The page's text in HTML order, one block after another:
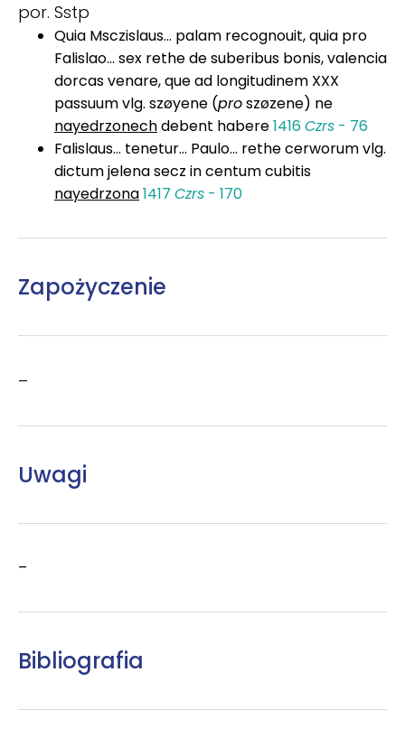
por. Sstp
Quia Msczislaus... palam recognouit, quia pro
Falislao... sex rethe de suberibus bonis, valencia
dorcas venare, que ad longitudinem XXX
passuum vlg. szøyene (proszøzene) ne
nayedrzonechdebent habere1416Czrs - 76
Falislaus... tenetur... Paulo... rethe cerworum vlg.
dictum jelena secz in centum cubitis
nayedrzona1417 Czrs - 170
Zapożyczenie
–
Uwagi
–
Bibliografia